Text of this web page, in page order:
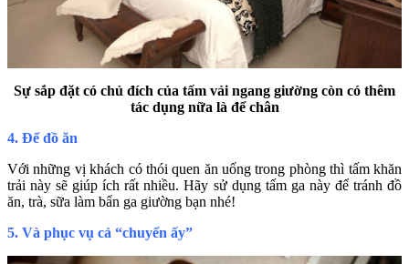
Sự sắp đặt có chủ đích của tấm vải ngang giường còn có thêm
tác dụng nữa là để chân
4. Để đồ ăn
Với những vị khách có thói quen ăn uống trong phòng thì tấm khăn
trải này sẽ giúp ích rất nhiều. Hãy sử dụng tấm ga này để tránh đồ
ăn, trà, sữa làm bẩn ga giường bạn nhé!
5. Và phục vụ cả “chuyển ấy”